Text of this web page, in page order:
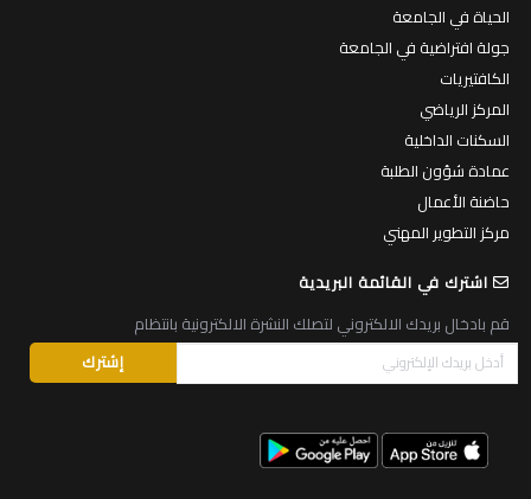
الحياة في الجامعة
جولة افتراضية في الجامعة
الكافتيريات
المركز الرياضي
السكنات الداخلية
عمادة شؤون الطلبة
حاضنة الأعمال
مركز التطوير المهني
اشترك في القائمة البريدية
قم بادخال بريدك الالكتروني لتصلك النشرة الالكترونية بانتظام